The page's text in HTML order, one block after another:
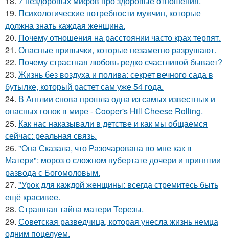
19. Психологические потребности мужчин, которые
должна знать каждая женщина.
20. Почему отношения на расстоянии часто крах терпят.
21. Опасные привычки, которые незаметно разрушают.
22. Почему страстная любовь редко счастливой бывает?
23. Жизнь без воздуха и полива: секрет вечного сада в
бутылке, который растет сам уже 54 года.
24. В Англии снова прошла одна из самых известных и
опасных гонок в мире - Cooper's Hill Cheese Rolling.
25. Как нас наказывали в детстве и как мы общаемся
сейчас: реальная связь.
26. "Она Сказала, что Разочарована во мне как в
Матери": мороз о сложном пубертате дочери и принятии
развода с Богомоловым.
27. "Урок для каждой женщины: всегда стремитесь быть
ещё красивее.
28. Страшная тайна матери Терезы.
29. Советская разведчица, которая унесла жизнь немца
одним поцелуем.